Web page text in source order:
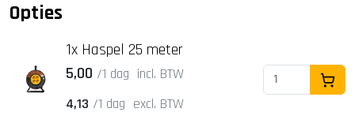
Opties
1x Haspel 25 meter
5,00 /1 dag incl. BTW
4,13 /1 dag excl. BTW
In